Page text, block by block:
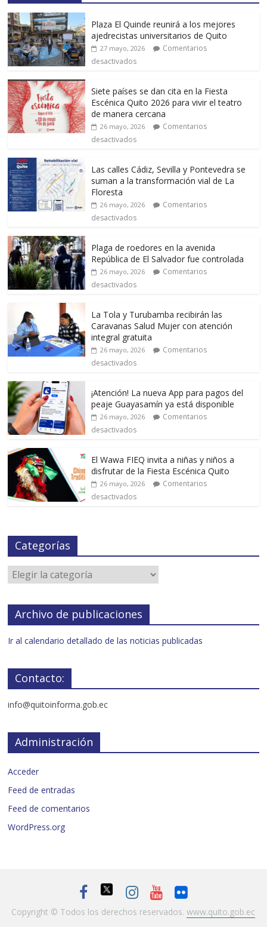
Plaza El Quinde reunirá a los mejores
ajedrecistas universitarios de Quito
27 mayo, 2026
Comentarios
desactivados
Siete países se dan cita en la Fiesta
Escénica Quito 2026 para vivir el teatro
de manera cercana
26 mayo, 2026
Comentarios
desactivados
Las calles Cádiz, Sevilla y Pontevedra se
suman a la transformación vial de La
Floresta
26 mayo, 2026
Comentarios
desactivados
Plaga de roedores en la avenida
República de El Salvador fue controlada
26 mayo, 2026
Comentarios
desactivados
La Tola y Turubamba recibirán las
Caravanas Salud Mujer con atención
integral gratuita
26 mayo, 2026
Comentarios
desactivados
¡Atención! La nueva App para pagos del
peaje Guayasamín ya está disponible
26 mayo, 2026
Comentarios
desactivados
El Wawa FIEQ invita a niñas y niños a
disfrutar de la Fiesta Escénica Quito
26 mayo, 2026
Comentarios
desactivados
Categorías
Archivo de publicaciones
Ir al calendario detallado de las noticias publicadas
Contacto:
info@quitoinforma.gob.ec
Administración
Acceder
Feed de entradas
Feed de comentarios
WordPress.org
Copyright © Todos los derechos reservados.www.quito.gob.ec